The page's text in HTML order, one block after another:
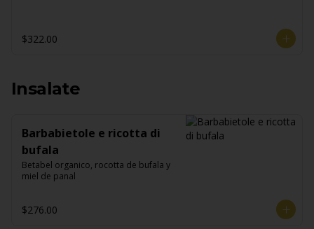
$322.00
Insalate
Barbabietole e ricotta di
bufala
Betabel organico, rocotta de bufala y
miel de panal
$276.00